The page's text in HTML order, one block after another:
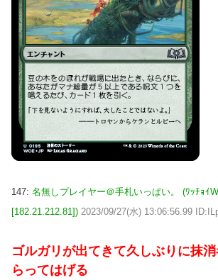
147: 名無しプレイヤー＠手札いっぱい。 (ﾜｯﾁｮｲ
[182.21.212.81]) 2023/09/27(水) 13:06:56.99
ゴルガリが出てきて久しぶりに抹
らってはげる